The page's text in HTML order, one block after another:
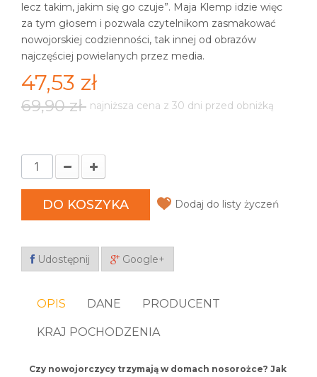
lecz takim, jakim się go czuje”. Maja Klemp idzie więc
za tym głosem i pozwala czytelnikom zasmakować
nowojorskiej codzienności, tak innej od obrazów
najczęściej powielanych przez media.
47,53 zł
69,90 zł najniższa cena z 30 dni przed obniżką
DO KOSZYKA Dodaj do listy życzeń
Udostępnij Google+
OPIS DANE PRODUCENT
KRAJ POCHODZENIA
Czy nowojorczycy trzymają w domach nosorożce? Jak